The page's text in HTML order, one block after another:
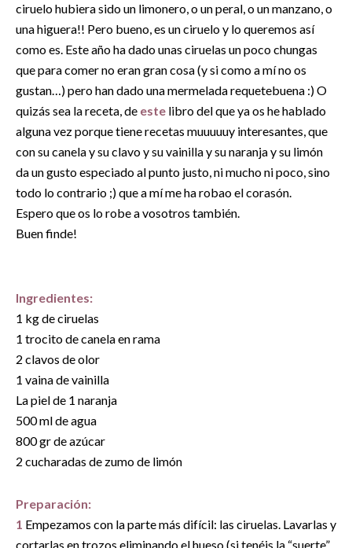
ciruelo hubiera sido un limonero, o un peral, o un manzano, o
una higuera!! Pero bueno, es un ciruelo y lo queremos así
como es. Este año ha dado unas ciruelas un poco chungas
que para comer no eran gran cosa (y si como a mí no os
gustan…) pero han dado una mermelada requetebuena :) O
quizás sea la receta, de este libro del que ya os he hablado
alguna vez porque tiene recetas muuuuuy interesantes, que
con su canela y su clavo y su vainilla y su naranja y su limón
da un gusto especiado al punto justo, ni mucho ni poco, sino
todo lo contrario ;) que a mí me ha robao el corasón.
Espero que os lo robe a vosotros también.
Buen finde!
Ingredientes:
1 kg de ciruelas
1 trocito de canela en rama
2 clavos de olor
1 vaina de vainilla
La piel de 1 naranja
500 ml de agua
800 gr de azúcar
2 cucharadas de zumo de limón
Preparación:
1 Empezamos con la parte más difícil: las ciruelas. Lavarlas y
cortarlas en trozos eliminando el hueso (si tenéis la “suerte”